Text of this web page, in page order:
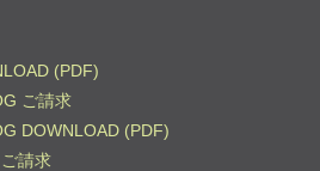
(PDF)
ご請求
DOWNLOAD (PDF)
請求